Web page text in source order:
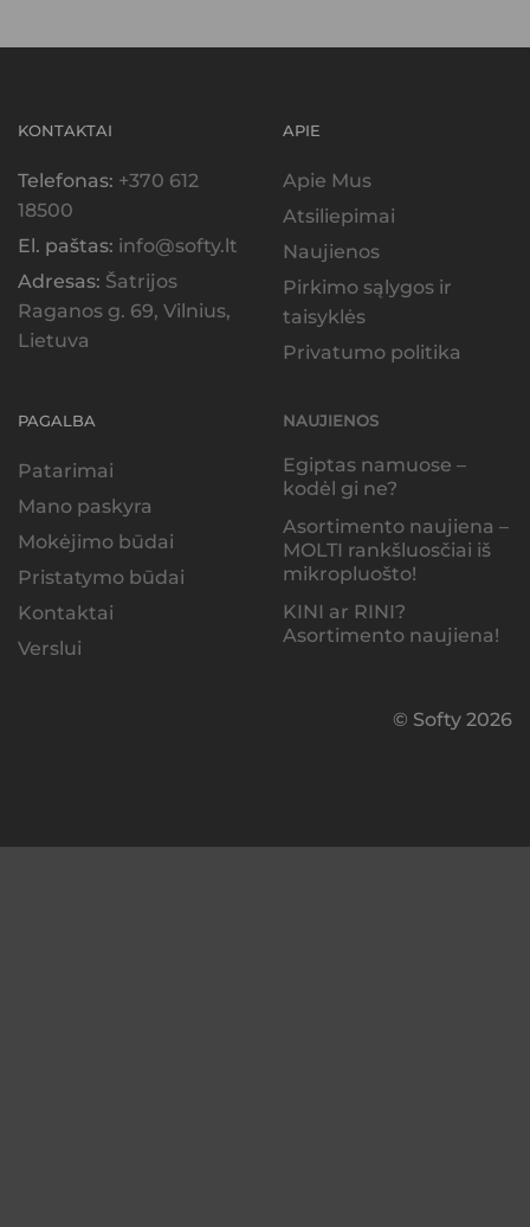
KONTAKTAI
Telefonas: +370 612
18500
El. paštas: info@softy.lt
Adresas: Šatrijos
Raganos g. 69, Vilnius,
Lietuva
APIE
Apie Mus
Atsiliepimai
Naujienos
Pirkimo sąlygos ir
taisyklės
Privatumo politika
PAGALBA
Patarimai
Mano paskyra
Mokėjimo būdai
Pristatymo būdai
Kontaktai
Verslui
NAUJIENOS
Egiptas namuose –
kodėl gi ne?
Asortimento naujiena –
MOLTI rankšluosčiai iš
mikropluošto!
KINI ar RINI?
Asortimento naujiena!
© Softy 2026